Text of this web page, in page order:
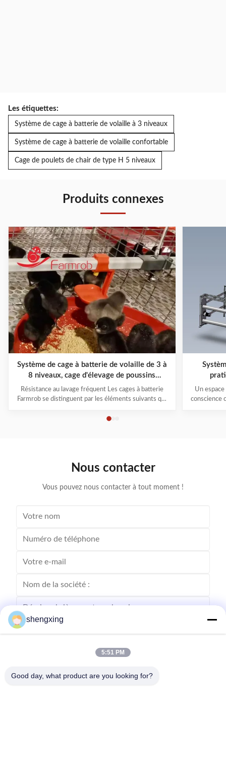
Les étiquettes:
Système de cage à batterie de volaille à 3 niveaux
Système de cage à batterie de volaille confortable
Cage de poulets de chair de type H 5 niveaux
Produits connexes
Système de cage à batterie de volaille de 3 à
8 niveaux, cage d'élevage de poussins
optimisée pour la consommation
Résistance au lavage fréquent Les cages à batterie
Farmrob se distinguent par les éléments suivants qui
des poulets couveurs et en croissance pendant 1 à
Un
conscience
Nous contacter
Vous pouvez nous contacter à tout moment !
shengxing
5:51 PM
Good day, what product are you looking for?